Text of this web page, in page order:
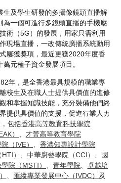
生及學生研發的多攝像鏡頭直播解
一個可進行多鏡頭直播的手機應
術（5G）的發展，用家只需利用
現場直播，一改傳統廣播系統動用
屢獲獎項，最近更獲2020年度香
元種子資金發展項目。
年，是全香港最具規模的職業專
校生及在職人士提供具價值的進修
和掌握知識技能，充分裝備他們終
提供具價值的支援，促進行業人力
包括香港高等教育科技學院
）
才晉高等教育學院
（IVE）
香港知專設計學院
） 中華廚藝學院（CCI）
國
院（MSTI） 青年學院
卓越培
匯縱專業發展中心（IVDC） 及